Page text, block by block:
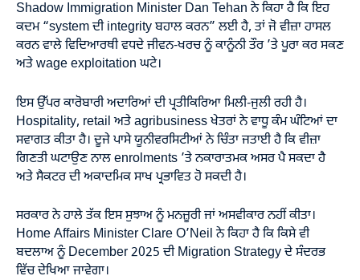
Shadow Immigration Minister Dan Tehan ਨੇ ਕਿਹਾ ਹੈ ਕਿ ਇਹ
ਕਦਮ “system ਦੀ integrity ਬਹਾਲ ਕਰਨ” ਲਈ ਹੈ, ਤਾਂ ਜੋ ਵੀਜ਼ਾ ਹਾਸਲ
ਕਰਨ ਵਾਲੇ ਵਿਦਿਆਰਥੀ ਵਧਦੇ ਜੀਵਨ-ਖਰਚ ਨੂੰ ਕਾਨੂੰਨੀ ਤੌਰ ’ਤੇ ਪੂਰਾ ਕਰ ਸਕਣ
ਅਤੇ wage exploitation ਘਟੇ।
ਇਸ ਉੱਪਰ ਕਾਰੋਬਾਰੀ ਅਦਾਰਿਆਂ ਦੀ ਪ੍ਰਤੀਕਿਰਿਆ ਮਿਲੀ-ਜੁਲੀ ਰਹੀ ਹੈ।
Hospitality, retail ਅਤੇ agribusiness ਖੇਤਰਾਂ ਨੇ ਵਾਧੂ ਕੰਮ ਘੰਟਿਆਂ ਦਾ
ਸਵਾਗਤ ਕੀਤਾ ਹੈ। ਦੂਜੇ ਪਾਸੇ ਯੂਨੀਵਰਸਿਟੀਆਂ ਨੇ ਚਿੰਤਾ ਜਤਾਈ ਹੈ ਕਿ ਵੀਜ਼ਾ
ਗਿਣਤੀ ਘਟਾਉਣ ਨਾਲ enrolments ’ਤੇ ਨਕਾਰਾਤਮਕ ਅਸਰ ਪੈ ਸਕਦਾ ਹੈ
ਅਤੇ ਸੈਕਟਰ ਦੀ ਅਕਾਦਮਿਕ ਸਾਖ ਪ੍ਰਭਾਵਿਤ ਹੋ ਸਕਦੀ ਹੈ।
ਸਰਕਾਰ ਨੇ ਹਾਲੇ ਤੱਕ ਇਸ ਸੁਝਾਅ ਨੂੰ ਮਨਜ਼ੂਰੀ ਜਾਂ ਅਸਵੀਕਾਰ ਨਹੀਂ ਕੀਤਾ।
Home Affairs Minister Clare O’Neil ਨੇ ਕਿਹਾ ਹੈ ਕਿ ਕਿਸੇ ਵੀ
ਬਦਲਾਅ ਨੂੰ December 2025 ਦੀ Migration Strategy ਦੇ ਸੰਦਰਭ
ਵਿੱਚ ਦੇਖਿਆ ਜਾਵੇਗਾ।